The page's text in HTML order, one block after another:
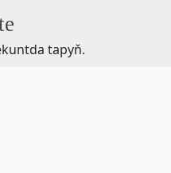
tapyň.